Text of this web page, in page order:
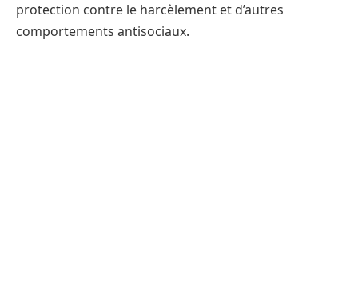
protection contre le harcèlement et d’autres
comportements antisociaux.